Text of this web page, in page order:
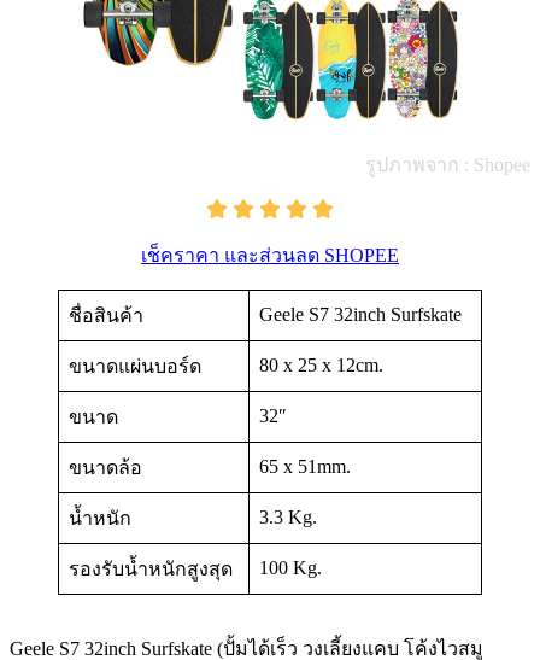
รูปภาพจาก : Shopee
เช็คราคา และส่วนลด SHOPEE
ชื่อสินค้า Geele S7 32inch Surfskate
ขนาดแผ่นบอร์ด 80 x 25 x 12cm.
ขนาด 32″
ขนาดล้อ 65 x 51mm.
น้ำหนัก 3.3 Kg.
รองรับน้ำหนักสูงสุด 100 Kg.
Geele S7 32inch Surfskate (ปั้มได้เร็ว วงเลี้ยงแคบ โค้งไวสมู